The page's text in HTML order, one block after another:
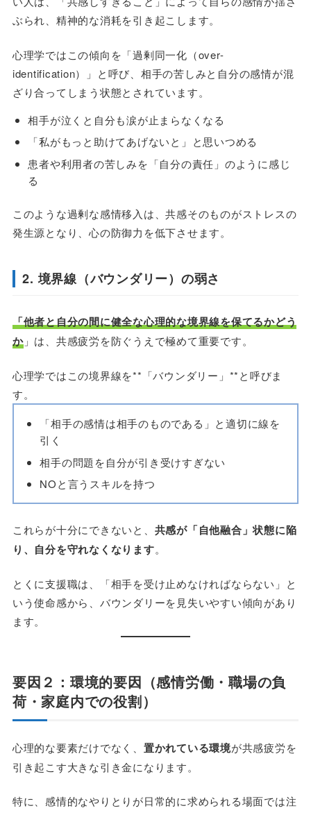
ぶられ、精神的な消耗を引き起こします。
心理学ではこの傾向を「過剰同一化（over-
identification）」と呼び、相手の苦しみと自分の感情が混
ざり合ってしまう状態とされています。
相手が泣くと自分も涙が止まらなくなる
「私がもっと助けてあげないと」と思いつめる
患者や利用者の苦しみを「自分の責任」のように感じ
る
このような過剰な感情移入は、共感そのものがストレスの
発生源となり、心の防御力を低下させます。
2. 境界線（バウンダリー）の弱さ
「他者と自分の間に健全な心理的な境界線を保てるかどう
か」は、共感疲労を防ぐうえで極めて重要です。
心理学ではこの境界線を**「バウンダリー」**と呼びま
す。
「相手の感情は相手のものである」と適切に線を
引く
相手の問題を自分が引き受けすぎない
NOと言うスキルを持つ
これらが十分にできないと、 共感が「自他融合」状態に陥
り、自分を守れなくなります。
とくに支援職は、「相手を受け止めなければならない」と
いう使命感から、バウンダリーを見失いやすい傾向があり
ます。
要因２：環境的要因（感情労働・職場の負
荷・家庭内での役割）
心理的な要素だけでなく、 置かれている環境が共感疲労を
引き起こす大きな引き金になります。
特に、感情的なやりとりが日常的に求められる場面では注